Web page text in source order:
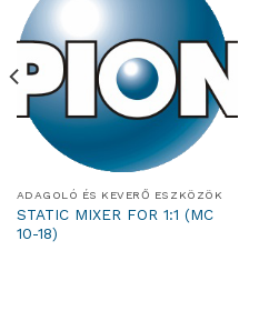
ADAGOLÓ ÉS KEVERŐ ESZKÖZÖK
STATIC MIXER FOR 1:1 (MC
10-18)